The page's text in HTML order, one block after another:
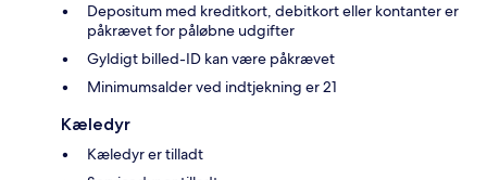
Depositum med kreditkort, debitkort eller kontanter er
påkrævet for påløbne udgifter
Gyldigt billed-ID kan være påkrævet
Minimumsalder ved indtjekning er 21
Kæledyr
Kæledyr er tilladt